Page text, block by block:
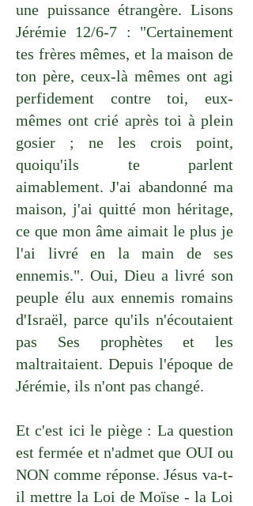
une puissance étrangère. Lisons
Jérémie 12/6-7 : "Certainement
tes frères mêmes, et la maison de
ton père, ceux-là mêmes ont agi
perfidement contre toi, eux-
mêmes ont crié après toi à plein
gosier ; ne les crois point,
quoiqu'ils te parlent
aimablement. J'ai abandonné ma
maison, j'ai quitté mon héritage,
ce que mon âme aimait le plus je
l'ai livré en la main de ses
ennemis.". Oui, Dieu a livré son
peuple élu aux ennemis romains
d'Israël, parce qu'ils n'écoutaient
pas Ses prophètes et les
maltraitaient. Depuis l'époque de
Jérémie, ils n'ont pas changé.
Et c'est ici le piège : La question
est fermée et n'admet que OUI ou
NON comme réponse. Jésus va-t-
il mettre la Loi de Moïse - la Loi